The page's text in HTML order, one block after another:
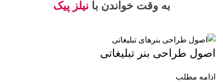
به وقت خواندن بانیلز پیک
اصول طراحی بنر تبلیغاتی
ادامه مطلب